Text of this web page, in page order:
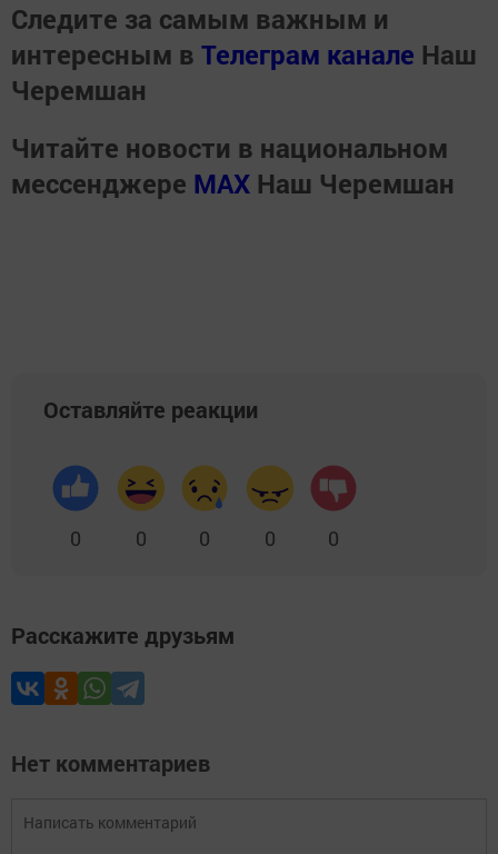
Следите за самым важным и
интересным в Телеграм канале Наш
Черемшан
Читайте новости в национальном
мессенджере MАХ Наш Черемшан
Оставляйте реакции
0 0 0 0 0
Расскажите друзьям
Нет комментариев